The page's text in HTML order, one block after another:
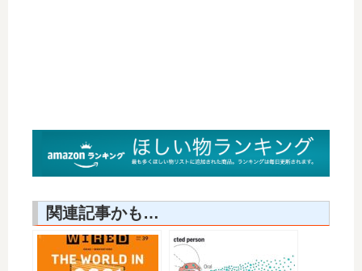
関連記事かも…